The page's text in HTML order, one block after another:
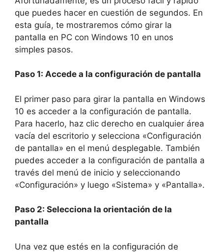
que puedes hacer en cuestión de segundos. En
esta guía, te mostraremos cómo girar la
pantalla en PC con Windows 10 en unos
simples pasos.
Paso 1: Accede a la configuración de pantalla
El primer paso para girar la pantalla en Windows
10 es acceder a la configuración de pantalla.
Para hacerlo, haz clic derecho en cualquier área
vacía del escritorio y selecciona «Configuración
de pantalla» en el menú desplegable. También
puedes acceder a la configuración de pantalla a
través del menú de inicio y seleccionando
«Configuración» y luego «Sistema» y «Pantalla».
Paso 2: Selecciona la orientación de la
pantalla
Una vez que estés en la configuración de